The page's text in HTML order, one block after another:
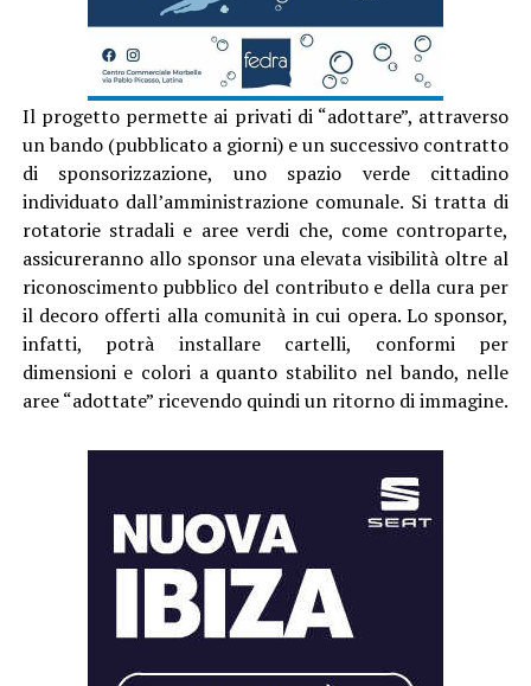
Il progetto permette ai privati di “adottare”, attraverso
un bando (pubblicato a giorni) e un successivo contratto
di sponsorizzazione, uno spazio verde cittadino
individuato dall’amministrazione comunale. Si tratta di
rotatorie stradali e aree verdi che, come controparte,
assicureranno allo sponsor una elevata visibilità oltre al
riconoscimento pubblico del contributo e della cura per
il decoro offerti alla comunità in cui opera. Lo sponsor,
infatti, potrà installare cartelli, conformi per
dimensioni e colori a quanto stabilito nel bando, nelle
aree “adottate” ricevendo quindi un ritorno di immagine.